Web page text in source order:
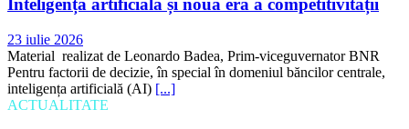
Inteligența artificială și noua eră a competitivității
23 iulie 2026
Material realizat de Leonardo Badea, Prim-viceguvernator BNR
Pentru factorii de decizie, în special în domeniul băncilor centrale,
inteligența artificială (AI) [...]
ACTUALITATE